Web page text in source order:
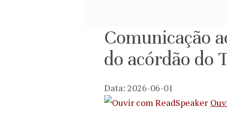
Comunicação
do acórdão do
Data: 2026-06-01